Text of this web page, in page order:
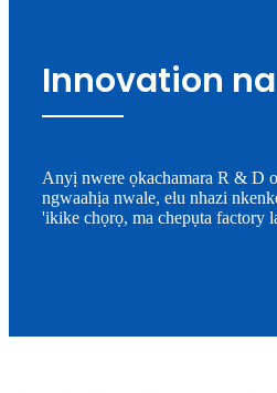
Innovation na
Anyị nwere ọkachamara R & D
ngwaahịa nwale, elu nhazi
'ikike chọrọ, ma chepụta factory